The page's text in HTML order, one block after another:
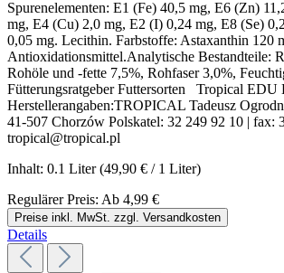
Spurenelementen: E1 (Fe) 40,5 mg, E6 (Zn)
mg, E4 (Cu) 2,0 mg, E2 (I) 0,24 mg, E8 (Se)
0,05 mg. Lecithin. Farbstoffe: Astaxanthin 120
Antioxidationsmittel.Analytische Bestandteile:
Rohöle und -fette 7,5%, Rohfaser 3,0%,
Fütterungsratgeber Futtersorten Tropical EDU
Herstellerangaben:TROPICAL Tadeusz
41-507 Chorzów Polskatel: 32 249 92 10 | fax:
tropical@tropical.pl
Inhalt: 0.1 Liter(49,90 € / 1 Liter)
Regulärer Preis: Ab 4,99 €
Preise inkl. MwSt. zzgl. Versandkosten
Details